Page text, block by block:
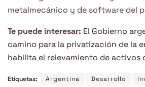
metalmecánico y de software del
Te puede interesar: El Gobierno
camino para la privatización de la
habilita el relevamiento de activos
Etiquetas: Argentina Desarrollo